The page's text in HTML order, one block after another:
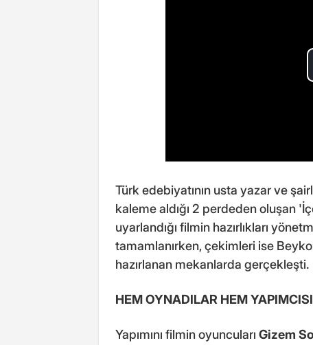
Türk edebiyatının usta yazar ve
kaleme aldığı 2 perdeden oluşan
uyarlandığı filmin hazırlıkları
tamamlanırken, çekimleri ise
hazırlanan mekanlarda gerçekleşti.
HEM OYNADILAR HEM
Yapımını filmin oyuncuları Gizem